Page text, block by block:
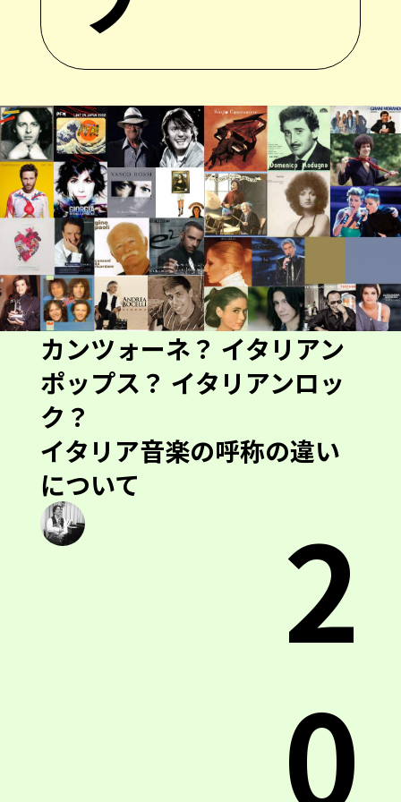
カンツォーネ？ イタリアン
ポップス？ イタリアンロッ
ク？
イタリア音楽の呼称の違い
について
2
0